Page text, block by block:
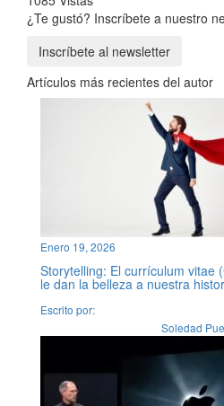
¿Te gustó? Inscríbete a nuestro
Inscríbete al newsletter
Artículos más recientes del autor
Enero 19, 2026
Storytelling: El currículum vitae
le dan la belleza a nuestra
Escrito por:
Soledad